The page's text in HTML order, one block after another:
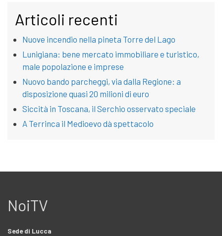
Articoli recenti
Nuove incendio nella pineta Torre del Lago
Lunigiana: bene mercato immobiliare e turistico,
male popolazione e imprese
Nuovo bando parcheggi, via dalla Regione: a
disposizione quasi 20 milioni di euro
Siccità in Toscana, il Serchio osservato speciale
A Terrinca il Medioevo dà spettacolo
NoiTV
Sede di Lucca